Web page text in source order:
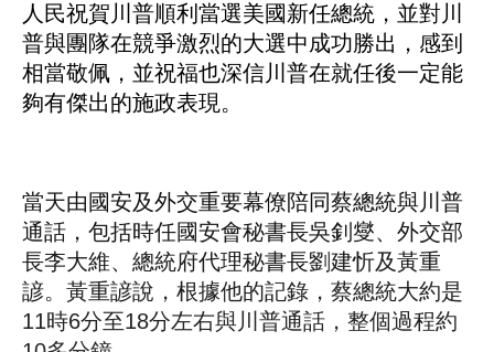
人民祝賀川普順利當選美國新任總統，並對川
普與團隊在競爭激烈的大選中成功勝出，感到
相當敬佩，並祝福也深信川普在就任後一定能
夠有傑出的施政表現。
當天由國安及外交重要幕僚陪同蔡總統與川普
通話，包括時任國安會秘書長吳釗燮、外交部
長李大維、總統府代理秘書長劉建忻及黃重
諺。黃重諺說，根據他的記錄，蔡總統大約是
11時6分至18分左右與川普通話，整個過程約